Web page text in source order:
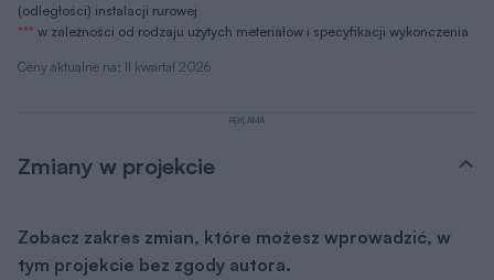
Ceny aktualne na: II kwartał 2026
(odległości) instalacji rurowej
*** w zależności od rodzaju użytych meteriałów i specyfikacji wykończenia
REKLAMA
Zmiany w projekcie
Zobacz zakres zmian, które możesz wprowadzić, w
tym projekcie bez zgody autora.